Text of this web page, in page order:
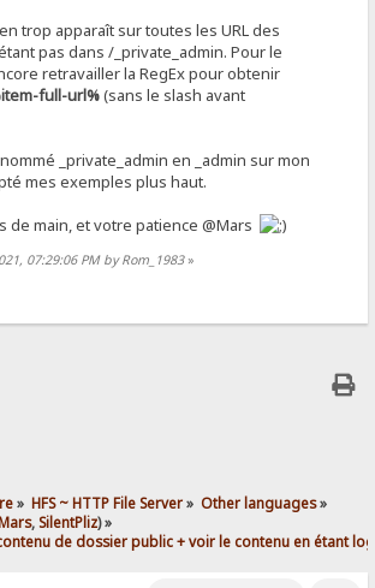
trop apparaît sur toutes les URL des
pas dans /_private_admin. Pour le
retravailler la RegEx pour obtenir
full-url%(sans le slash avant
_private_admin en _admin sur mon
mes exemples plus haut.
de main, et votre patience @Mars
07:29:06 PM by Rom_1983»
» HFS ~ HTTP File Server» Other languages»
,SilentPliz) »
de dossier public + voir le contenu en étant